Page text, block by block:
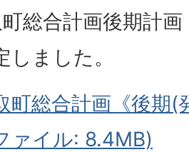
町総合計画後期計
しました。
町総合計画《後期(
ァイル: 8.4MB)